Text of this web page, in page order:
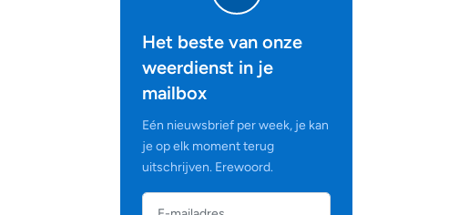
Het beste van onze
weerdienst in je
mailbox
Eén nieuwsbrief per week, je kan
je op elk moment terug
uitschrijven. Erewoord.